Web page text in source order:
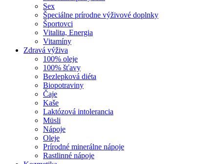
Sex
Špeciálne prírodne výživové doplnky
Športovci
Vitalita, Energia
Vitamíny
Zdravá výživa
100% oleje
100% šťavy
Bezlepková diéta
Biopotraviny
Čaje
Kaše
Laktózová intolerancia
Müsli
Nápoje
Oleje
Prírodné minerálne nápoje
Rastlinné nápoje